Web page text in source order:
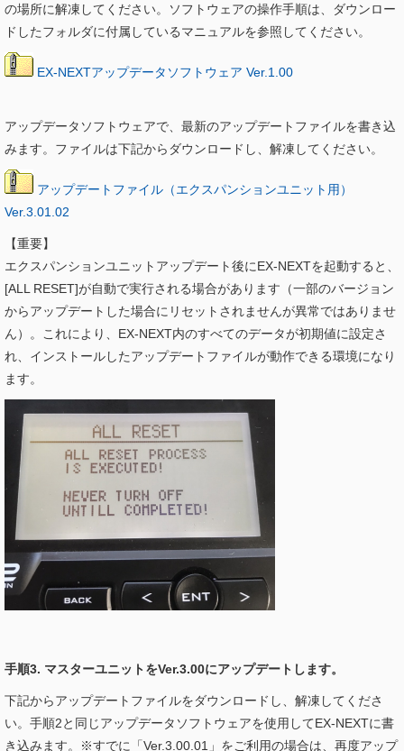
の場所に解凍してください。ソフトウェアの操作手順は、ダウンロー
ドしたフォルダに付属しているマニュアルを参照してください。
EX-NEXTアップデータソフトウェア Ver.1.00
アップデータソフトウェアで、最新のアップデートファイルを書き込
みます。ファイルは下記からダウンロードし、解凍してください。
アップデートファイル（エクスパンションユニット用）
Ver.3.01.02
【重要】
エクスパンションユニットアップデート後にEX-NEXTを起動すると、
[ALL RESET]が自動で実行される場合があります（一部のバージョン
からアップデートした場合にリセットされませんが異常ではありませ
ん）。これにより、EX-NEXT内のすべてのデータが初期値に設定さ
れ、インストールしたアップデートファイルが動作できる環境になり
ます。
手順3. マスターユニットをVer.3.00にアップデートします。
下記からアップデートファイルをダウンロードし、解凍してくださ
い。手順2と同じアップデータソフトウェアを使用してEX-NEXTに書
き込みます。※すでに「Ver.3.00.01」をご利用の場合は、再度アップ